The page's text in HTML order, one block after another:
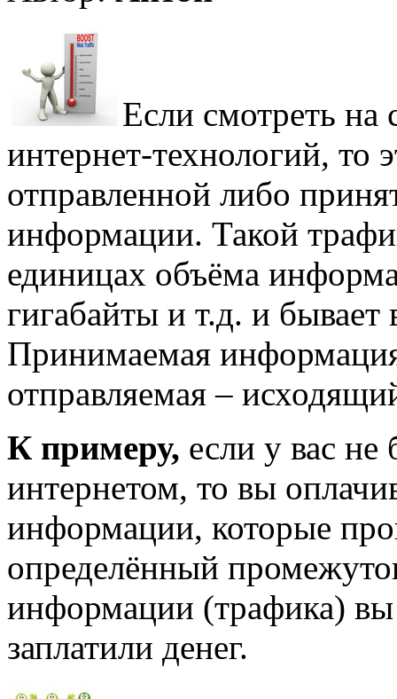
Если смотреть на
интернет-технологий, то
отправленной либо
информации. Такой
единицах объёма
гигабайты и т.д. и
Принимаемая
отправляемая –
К примеру, если у вас не
интернетом, то вы
информации, которые
определённый
информации (трафика)
заплатили денег.